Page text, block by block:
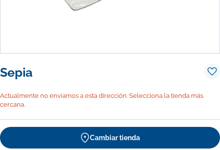
Sepia
Actualmente no enviamos a esta dirección. Selecciona la tienda más
cercana.
Cambiar tienda